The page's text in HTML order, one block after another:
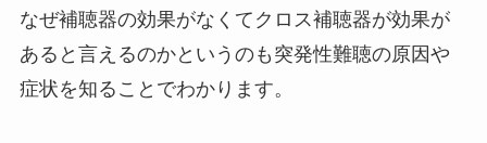
なぜ補聴器の効果がなくてクロス補聴器が効果が
あると言えるのかというのも突発性難聴の原因や
症状を知ることでわかります。